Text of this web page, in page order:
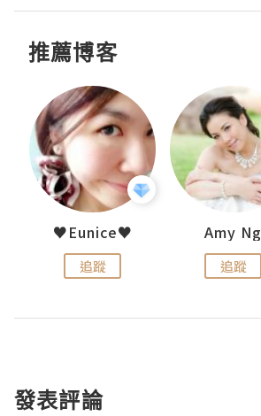
推薦博客
♥Eunice♥
追蹤
Amy Ng
追蹤
發表評論